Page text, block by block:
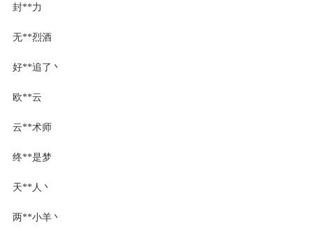
封**力
无**烈酒
好**追了丶
欧**云
云**术师
终**是梦
天**人丶
两**小羊丶